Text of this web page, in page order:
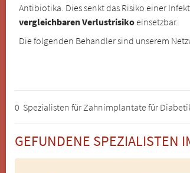
Antibiotika. Dies senkt das Risiko einer
vergleichbaren Verlustrisikoeinsetzbar.
Die folgenden Behandler sind unserem
0 Spezialisten für Zahnimplantate für
GEFUNDENE SPEZIALISTEN